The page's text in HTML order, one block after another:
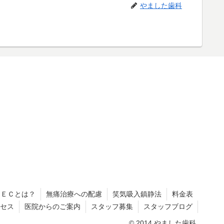
やました歯科
Ｃとは？ 無痛治療への配慮 笑気吸入鎮静法
料金表
ス
医院からのご案内 スタッフ募集 スタッフブログ